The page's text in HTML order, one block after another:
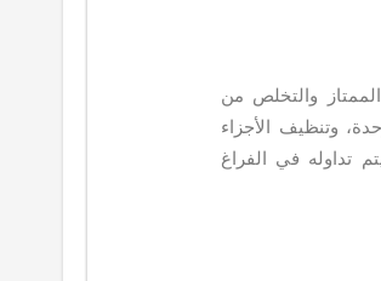
والتخلص من
وتنظيف الأجزاء
تداوله في الفراغ